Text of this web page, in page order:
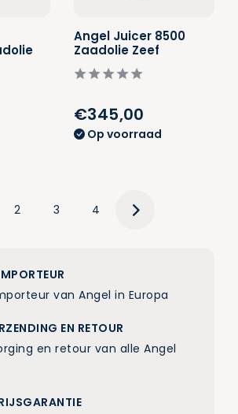
Angel Juicer 8500
Zaadolie Zeef
€345,00
Op voorraad
2 3 4
van Angel in Europa
EN RETOUR
en retour van alle Angel